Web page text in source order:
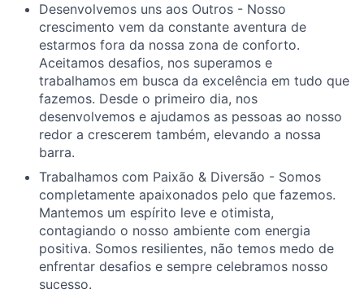
Desenvolvemos uns aos Outros - Nosso
crescimento vem da constante aventura de
estarmos fora da nossa zona de conforto.
Aceitamos desafios, nos superamos e
trabalhamos em busca da excelência em tudo que
fazemos. Desde o primeiro dia, nos
desenvolvemos e ajudamos as pessoas ao nosso
redor a crescerem também, elevando a nossa
barra.
Trabalhamos com Paixão & Diversão - Somos
completamente apaixonados pelo que fazemos.
Mantemos um espírito leve e otimista,
contagiando o nosso ambiente com energia
positiva. Somos resilientes, não temos medo de
enfrentar desafios e sempre celebramos nosso
sucesso.